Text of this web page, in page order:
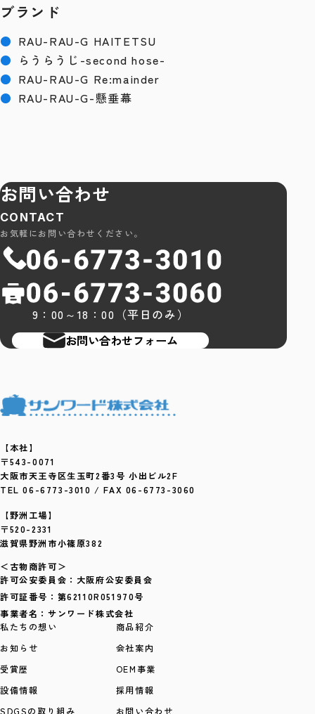
ブランド
● RAU-RAU-G HAITETSU
● らうらうじ-second hose-
● RAU-RAU-G Re:mainder
● RAU-RAU-G-懸垂幕
お問い合わせ
CONTACT
お気軽にお問い合わせください。
9：00～18：00（平日のみ）
お問い合わせフォーム
【本社】
〒543-0071
大阪市天王寺区生玉町2番3号 小出ビル2F
TEL 06-6773-3010 / FAX 06-6773-3060
【野洲工場】
〒520-2331
滋賀県野洲市小篠原382
＜古物商許可＞
許可公安委員会：大阪府公安委員会
許可証番号：第62110R051970号
事業者名：サンワード株式会社
私たちの想い
商品紹介
お知らせ
会社案内
受賞歴
OEM事業
設備情報
採用情報
SDGSの取り組み
お問い合わせ